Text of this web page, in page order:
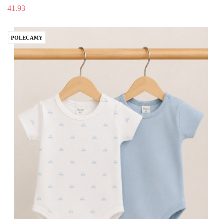
41.93
POLECAMY